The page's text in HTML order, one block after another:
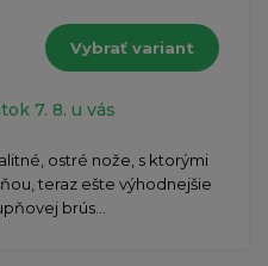
Vybrať variant
7. 8. u vás
ostré nože, s ktorými
teraz ešte výhodnejšie
brús...